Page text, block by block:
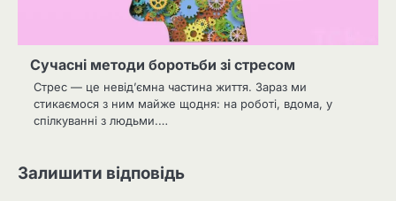
Сучасні методи боротьби зі стресом
Стрес — це невід’ємна частина життя. Зараз ми
стикаємося з ним майже щодня: на роботі, вдома, у
спілкуванні з людьми.…
Залишити відповідь